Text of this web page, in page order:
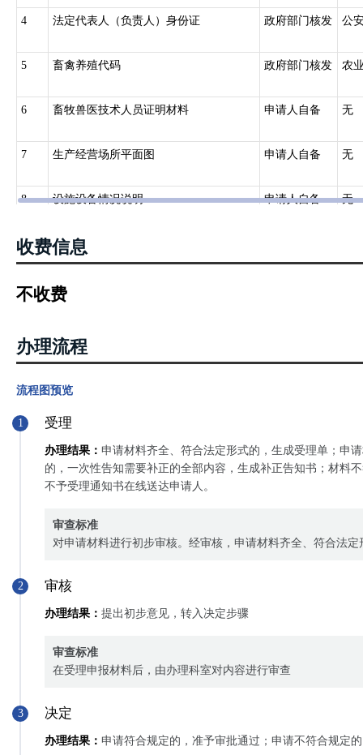
4 法定代表人（负责人）身份证 政府部门核发 公
5 畜禽养殖代码 政府部门核发 农
6 畜牧兽医技术人员证明材料 申请人自备 无
7 生产经营场所平面图 申请人自备 无
8 设施设备情况说明 申请人自备 无
9
质量管理、档案记录、销售台账等制度
材料
10 种畜禽来源说明及系谱档案
13
备开展相应畜种生产性能测定的条件，
采精种公牛来源体型，体型外貌评价鉴
定一级以上
申请人自备 无
收费信息
不收费
办理流程
流程图预览
1 受理
办理结果： 申请材料齐全、符合法定形式的，生成受理单；申
的，一次性告知需要补正的全部内容，生成补正告知书；材料
不予受理通知书在线送达申请人。
审查标准
对申请材料进行初步审核。经审核，申请材料齐全、符合法
2 审核
办理结果： 提出初步意见，转入决定步骤
审查标准
在受理申报材料后，由办理科室对内容进行审查
3 决定
办理结果： 申请符合规定的，准予审批通过；申请不符合规定